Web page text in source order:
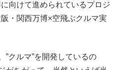
向けて進められているプロジ
・関西万博×空飛ぶクルマ実
”クルマ”を開発しているの